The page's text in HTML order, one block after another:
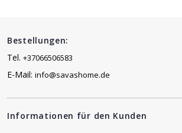
Bestellungen:
Tel. +37066506583
E-Mail: info@savashome.de
Informationen für den Kunden